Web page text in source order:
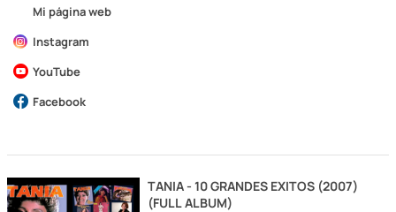
Mi página web
Instagram
YouTube
Facebook
TANIA - 10 GRANDES EXITOS (2007)
(FULL ALBUM)